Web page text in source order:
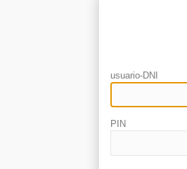
usuario-DNI
PIN